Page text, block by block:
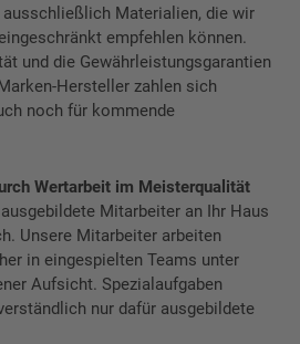
ausschließlich Materialien, die wir
empfehlen können.
und die Gewährleistungsgarantien
Hersteller zahlen sich
noch für kommende
Wertarbeit im Meisterqualität
Mitarbeiter an Ihr Haus
Unsere Mitarbeiter arbeiten
in eingespielten Teams unter
Aufsicht. Spezialaufgaben
nur dafür ausgebildete